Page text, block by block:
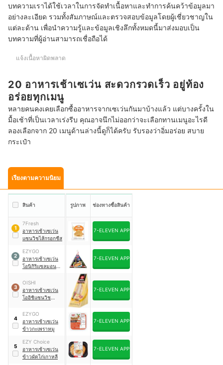
บทความเราได้ใช้เวลาในการจัดทำเนื้อหาและทำการค้นคว้าข้อมูลมา
อย่างละเอียด รวมทั้งสัมภาษณ์และตรวจสอบข้อมูลโดยผู้เชี่ยวชาญใน
แต่ละด้าน เพื่อนำความรู้และข้อมูลเชิงลึกทั้งหมดนี้มาส่งมอบเป็น
บทความที่ผู้อ่านสามารถเชื่อถือได้
แจ้งเนื้อหาผิดพลาด
20 อาหารเช้าเซเว่น สะดวกรวดเร็ว อยู่ท้อง
อร่อยทุกเมนู
หลายคนคงเคยเลือกซื้ออาหารจากเซเว่นกันมาบ้างแล้ว แต่บางครั้งใน
มื้อเช้าที่เป็นเวลาเร่งรีบ คุณอาจนึกไม่ออกว่าจะเลือกทานเมนูอะไรดี
ลองเลือกจาก 20 เมนูด้านล่างนี้ดูก็ได้ครับ รับรองว่าอิ่มอร่อย สบาย
กระเป๋า
เรียงตามความนิยม
สินค้า รูปภาพ ช่องทางซื้อสินค้า
1
7Fresh
อาหารเช้าเซเว่น
แซนวิชไส้กรอกชีส
7-ELEVEN APP
2
EZYGO
อาหารเช้าเซเว่น
โอนิกิริแซลมอน
7-ELEVEN APP
3
OISHI
อาหารเช้าเซเว่น
โออิชิแซนวิช
7-ELEVEN APP
4
EZYGO
อาหารเช้าเซเว่น
ข้าวกะเพราหมู
7-ELEVEN APP
5
EZY Choice
อาหารเช้าเซเว่น
ข้าวผัดไก่เกาหลี
7-ELEVEN APP